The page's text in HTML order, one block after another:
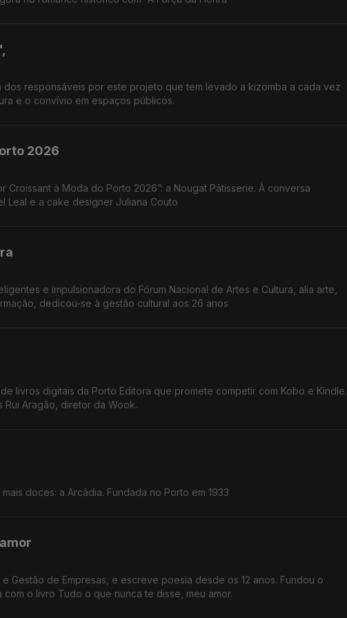
dos responsáveis por este projeto que tem levado a kizomba a cada vez
e o convívio em espaços públicos.
2026
à Moda do Porto 2026”: a Nougat Pâtisserie. À conversa
Leal e a cake designer Juliana Couto
e impulsionadora do Fórum Nacional de Artes e Cultura, alia arte,
dedicou-se à gestão cultural aos 26 anos
livros digitais da Porto Editora que promete competir com Kobo e Kindle.
Aragão, diretor da Wook.
doces: a Arcádia. Fundada no Porto em 1933
Gestão de Empresas, e escreve poesia desde os 12 anos. Fundou o
o livro Tudo o que nunca te disse, meu amor.